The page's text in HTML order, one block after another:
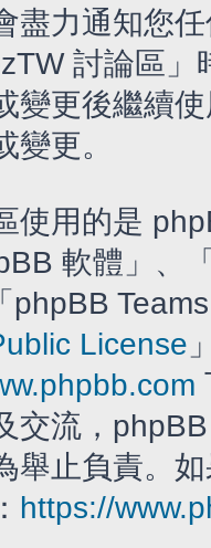
盡力通知您
討論區
變更後繼續
變更。
使用的是
軟體」、
phpBB
License
交流，
舉止負責。
https://